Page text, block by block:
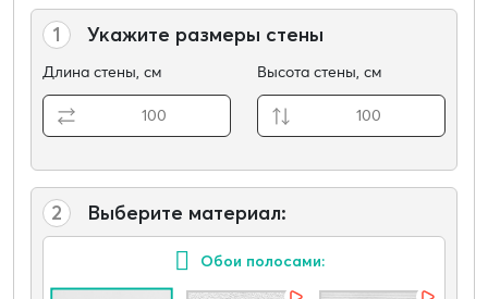
1 Укажите размеры стены
Длина стены, см Высота стены, см
2 Выберите материал:
Обои полосами: